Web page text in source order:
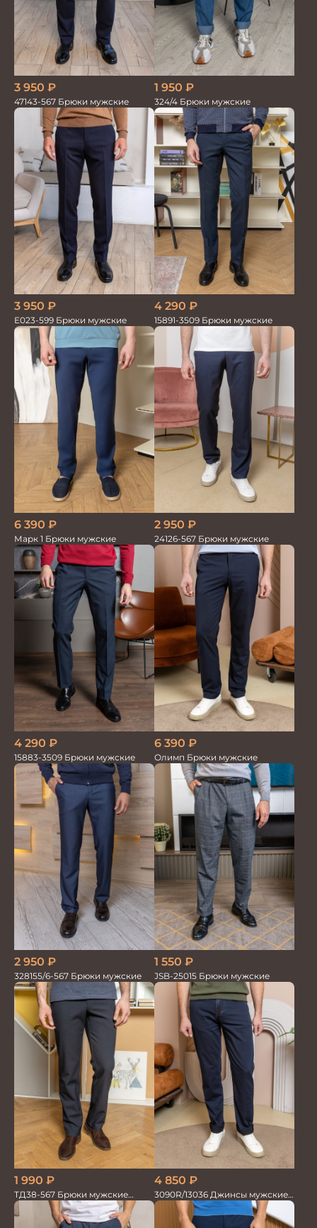
3 950 ₽
47143-567 Брюки мужские
1 950 ₽
324/4 Брюки мужские
3 950 ₽
Е023-599 Брюки мужские
4 290 ₽
15891-3509 Брюки мужские
6 390 ₽
Марк 1 Брюки мужские
2 950 ₽
24126-567 Брюки мужские
4 290 ₽
15883-3509 Брюки мужские
6 390 ₽
Олимп Брюки мужские
2 950 ₽
328155/6-567 Брюки мужские
1 550 ₽
JSB-25015 Брюки мужские
1 990 ₽
ТД38-567 Брюки мужские
трикотажные
4 850 ₽
3090R/13036 Джинсы мужские
т.синий